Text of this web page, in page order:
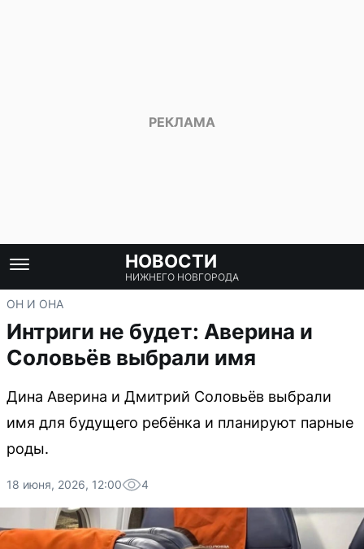
НОВОСТИ
НИЖНЕГО НОВГОРОДА
ОН И ОНА
Интриги не будет: Аверина и
Соловьёв выбрали имя
Дина Аверина и Дмитрий Соловьёв выбрали
имя для будущего ребёнка и планируют парные
роды.
18 июня, 2026, 12:00 4